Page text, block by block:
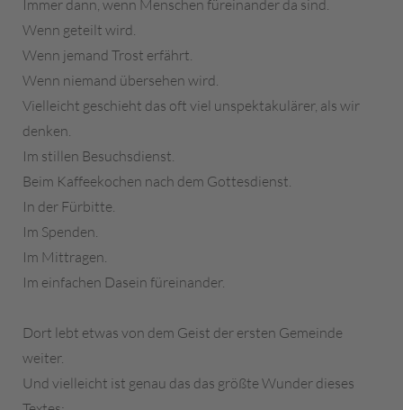
Immer dann, wenn Menschen füreinander da sind.
Wenn geteilt wird.
Wenn jemand Trost erfährt.
Wenn niemand übersehen wird.
Vielleicht geschieht das oft viel unspektakulärer, als wir
denken.
Im stillen Besuchsdienst.
Beim Kaffeekochen nach dem Gottesdienst.
In der Fürbitte.
Im Spenden.
Im Mittragen.
Im einfachen Dasein füreinander.
Dort lebt etwas von dem Geist der ersten Gemeinde
weiter.
Und vielleicht ist genau das das größte Wunder dieses